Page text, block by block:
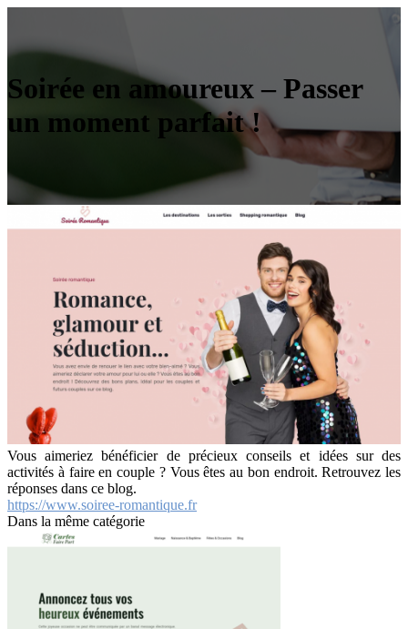
Soirée en amoureux – Passer
un moment parfait !
Vous aimeriez bénéficier de précieux conseils et idées sur des
activités à faire en couple ? Vous êtes au bon endroit. Retrouvez les
réponses dans ce blog.
https://www.soiree-romantique.fr
Dans la même catégorie